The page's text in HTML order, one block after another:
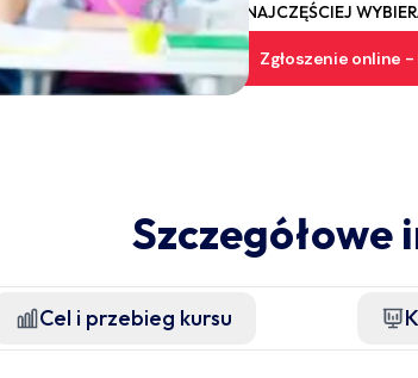
NAJCZĘŚCIEJ
Zgłoszenie online
Cel i przebieg kursu